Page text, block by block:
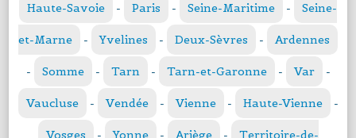
Haute-Savoie - Paris - Seine-Maritime - Seine-
et-Marne - Yvelines - Deux-Sèvres - Ardennes
- Somme - Tarn - Tarn-et-Garonne - Var -
Vaucluse - Vendée - Vienne - Haute-Vienne -
Vosges - Yonne - Ariège - Territoire-de-